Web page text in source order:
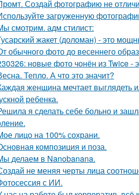
Создай фотографию не
загруженную
смотрим. адм стилист:
жакет (доломан) - это
обычного фото до весеннего
новые фото чонён из Twice -
Тепло. А что это значит?
женщина мечтает выглядеть
ребенка.
я сделать себе больно и
лицо на 100% сохрани.
композиция и поза.
делаем в Nanobanana.
не меняя черты лица
с ИИ.